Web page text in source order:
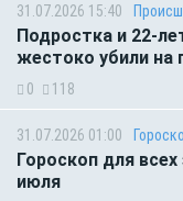
31.07.2026 15:40
Подростка и 22-
жестоко убили на
0 118
31.07.2026 01:00
Гороскоп для
июля